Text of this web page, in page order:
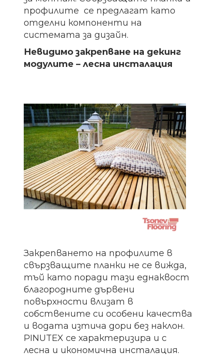
профилите се предлагат като
отделни компоненти на
системата за дизайн.
Невидимо закрепване на декинг
модулите – лесна инсталация
Закрепването на профилите в
свързващите планки не се вижда,
тъй като поради тази еднаквост
благородните дървени
повърхности влизат в
собствените си особени качества
и водата изтича дори без наклон.
PINUTEX се характеризира и с
лесна и икономична инсталация.